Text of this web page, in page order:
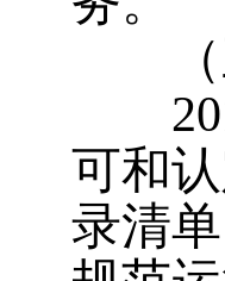
（
可和
录清